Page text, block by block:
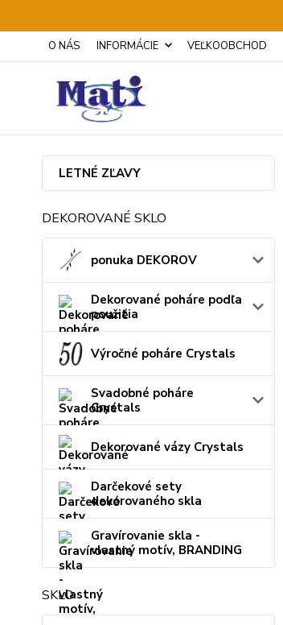
O NÁS INFORMÁCIE VEĽKOOBCHOD
LETNÉ ZĽAVY
DEKOROVANÉ SKLO
ponuka DEKOROV
Dekorované poháre podľa
použitia
Výročné poháre Crystals
Svadobné poháre
Crystals
Dekorované vázy Crystals
Darčekové sety
dekorovaného skla
Gravírovanie skla -
vlastný motív, BRANDING
SKLO